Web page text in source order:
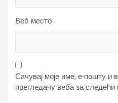
Веб место
Сачувај моје име, е-пошту и
прегледачу веба за